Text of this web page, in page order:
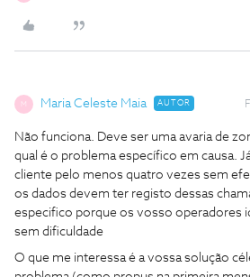
M Maria Celeste Maia AUTOR
Não funciona. Deve ser uma avaria de
qual é o problema específico em causa.
cliente pelo menos quatro vezes sem
os dados devem ter registo dessas
especifico porque os vosso operadores
sem dificuldade
O que me interessa é a vossa solução